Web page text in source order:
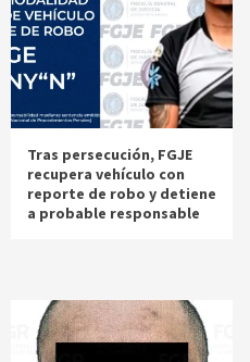
Tras persecución, FGJE
recupera vehículo con
reporte de robo y detiene
a probable responsable